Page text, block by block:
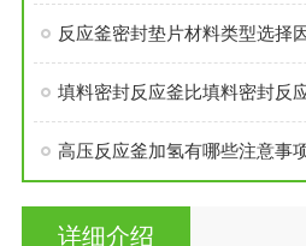
反应釜密封垫片材料类型选择
填料密封反应釜比填料密封反
高压反应釜加氢有哪些注意事
详细介绍